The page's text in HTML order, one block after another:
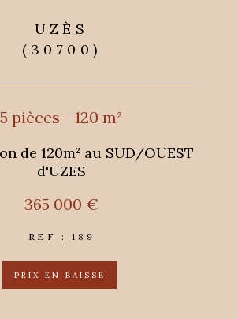
UZÈS
(30700)
5 pièces - 120 m²
de 120m² au SUD/OUEST
d'UZES
365 000 €
REF : 189
PRIX EN BAISSE